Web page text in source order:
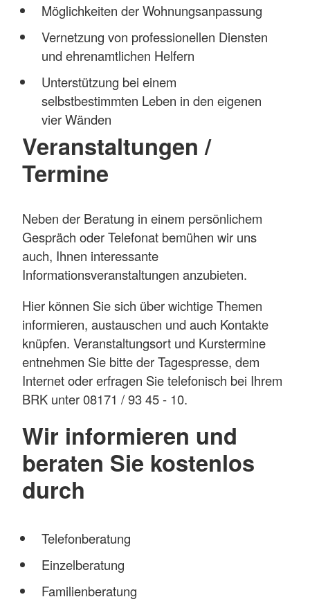
Möglichkeiten der Wohnungsanpassung
Vernetzung von professionellen Diensten
und ehrenamtlichen Helfern
Unterstützung bei einem
selbstbestimmten Leben in den eigenen
vier Wänden
Veranstaltungen /
Termine
Neben der Beratung in einem persönlichem
Gespräch oder Telefonat bemühen wir uns
auch, Ihnen interessante
Informationsveranstaltungen anzubieten.
Hier können Sie sich über wichtige Themen
informieren, austauschen und auch Kontakte
knüpfen. Veranstaltungsort und Kurstermine
entnehmen Sie bitte der Tagespresse, dem
Internet oder erfragen Sie telefonisch bei Ihrem
BRK unter 08171 / 93 45 - 10.
Wir informieren und
beraten Sie kostenlos
durch
Telefonberatung
Einzelberatung
Familienberatung